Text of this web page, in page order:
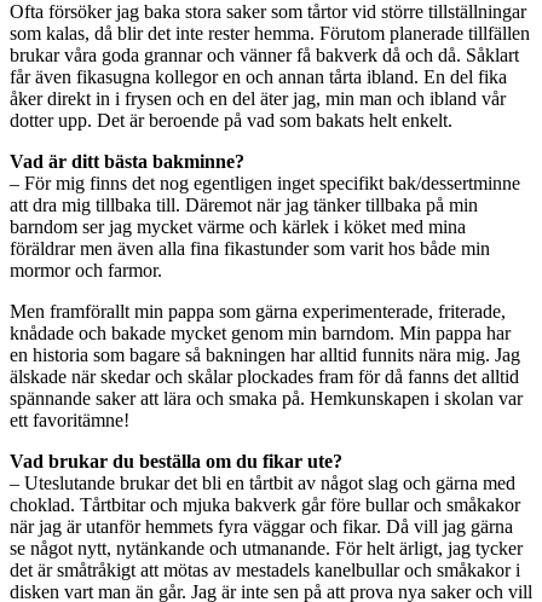
Ofta försöker jag baka stora saker som tårtor vid större tillställningar
som kalas, då blir det inte rester hemma. Förutom planerade tillfällen
brukar våra goda grannar och vänner få bakverk då och då. Såklart
får även fikasugna kollegor en och annan tårta ibland. En del fika
åker direkt in i frysen och en del äter jag, min man och ibland vår
dotter upp. Det är beroende på vad som bakats helt enkelt.
Vad är ditt bästa bakminne?
– För mig finns det nog egentligen inget specifikt bak/dessertminne
att dra mig tillbaka till. Däremot när jag tänker tillbaka på min
barndom ser jag mycket värme och kärlek i köket med mina
föräldrar men även alla fina fikastunder som varit hos både min
mormor och farmor.
Men framförallt min pappa som gärna experimenterade, friterade,
knådade och bakade mycket genom min barndom. Min pappa har
en historia som bagare så bakningen har alltid funnits nära mig. Jag
älskade när skedar och skålar plockades fram för då fanns det alltid
spännande saker att lära och smaka på. Hemkunskapen i skolan var
ett favoritämne!
Vad brukar du beställa om du fikar ute?
– Uteslutande brukar det bli en tårtbit av något slag och gärna med
choklad. Tårtbitar och mjuka bakverk går före bullar och småkakor
när jag är utanför hemmets fyra väggar och fikar. Då vill jag gärna
se något nytt, nytänkande och utmanande. För helt ärligt, jag tycker
det är småtråkigt att mötas av mestadels kanelbullar och småkakor i
disken vart man än går. Jag är inte sen på att prova nya saker och vill